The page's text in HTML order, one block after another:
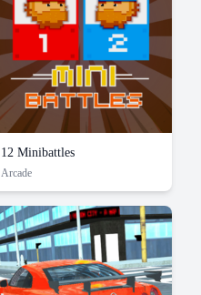
12 Minibattles
Arcade